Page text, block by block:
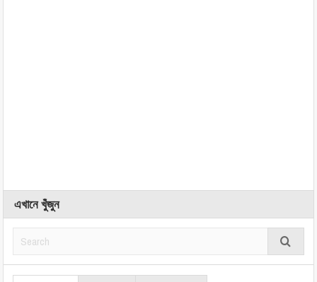
এখানে খুঁজুন